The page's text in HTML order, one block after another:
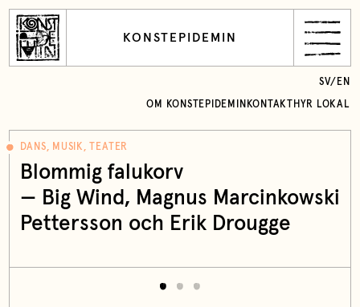
KONSTEPIDEMIN
OM KONSTEPIDEMIN KONTAKT HYR LOKAL
SV/ EN
DANS, MUSIK, TEATER
Blommig falukorv
— Big Wind, Magnus Marcinkowski
Pettersson och Erik Drougge